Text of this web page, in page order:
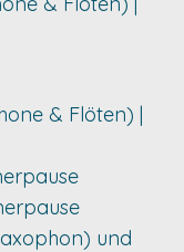
& Flöten) |
und